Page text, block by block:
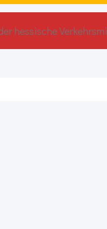
hessische